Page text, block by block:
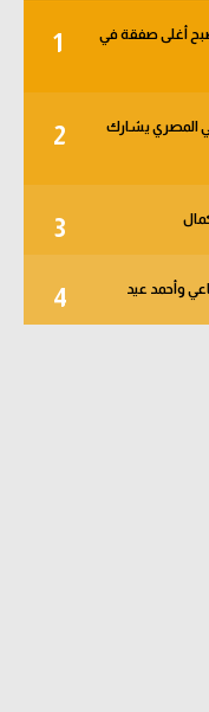
1
أغلى صفقة في
2
من دور الـ 32.. والثلاثي المصري يشارك
3
4 وأحمد عيد